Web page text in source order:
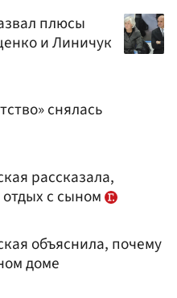
плюсы
и Линичук
снялась
рассказала,
с сыном
объяснила, почему
доме